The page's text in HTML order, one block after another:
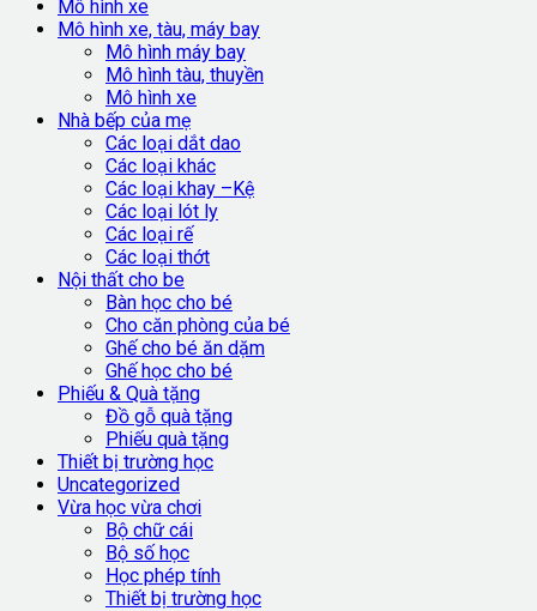
Mô hình xe
Mô hình xe, tàu, máy bay
Mô hình máy bay
Mô hình tàu, thuyền
Mô hình xe
Nhà bếp của mẹ
Các loại dắt dao
Các loại khác
Các loại khay –Kệ
Các loại lót ly
Các loại rế
Các loại thớt
Nội thất cho be
Bàn học cho bé
Cho căn phòng của bé
Ghế cho bé ăn dặm
Ghế học cho bé
Phiếu & Quà tặng
Đồ gỗ quà tặng
Phiếu quà tặng
Thiết bị trường học
Uncategorized
Vừa học vừa chơi
Bộ chữ cái
Bộ số học
Học phép tính
Thiết bị trường học